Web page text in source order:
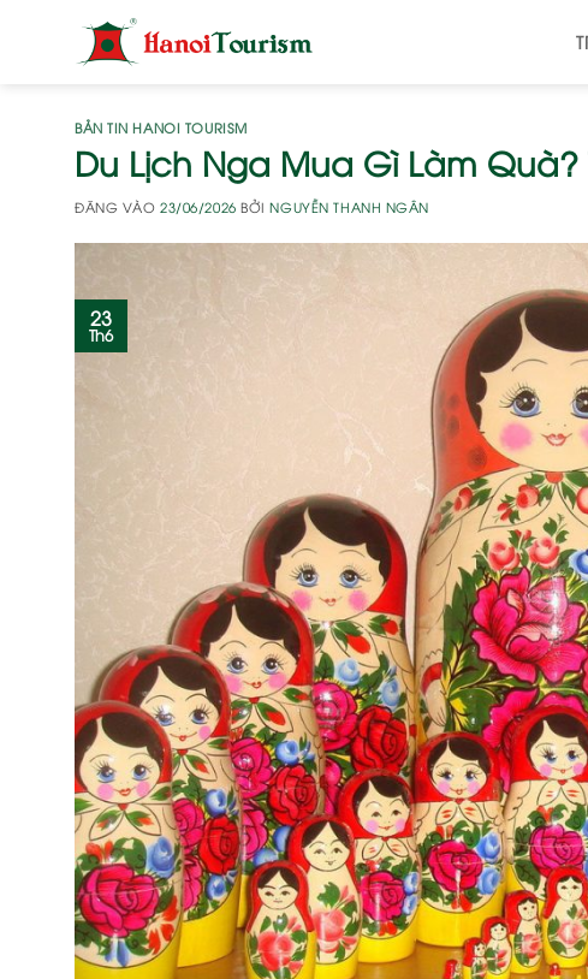
BẢN TIN HANOI TOURISM
Du Lịch Nga Mua Gì Làm
ĐĂNG VÀO23/06/2026 BỞINGUYỄN THANH NGÂN
23
Th6